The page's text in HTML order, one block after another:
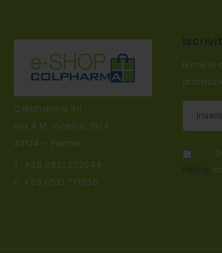
Colpharma Srl
via A.M. Vicenzi, 19/A
43124 – Parma
T. +39.0521.272544
F: +39.0521.771936
Iscriviti